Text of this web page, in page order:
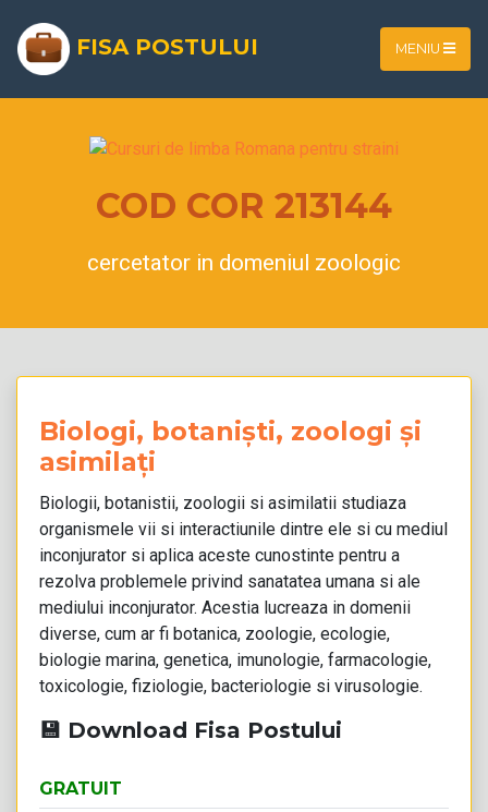
FISA POSTULUI MENIU
COD COR 213144
cercetator in domeniul zoologic
Biologi, botaniști, zoologi și
asimilați
Biologii, botanistii, zoologii si asimilatii studiaza
organismele vii si interactiunile dintre ele si cu mediul
inconjurator si aplica aceste cunostinte pentru a
rezolva problemele privind sanatatea umana si ale
mediului inconjurator. Acestia lucreaza in domenii
diverse, cum ar fi botanica, zoologie, ecologie,
biologie marina, genetica, imunologie, farmacologie,
toxicologie, fiziologie, bacteriologie si virusologie.
💾 Download Fisa Postului
GRATUIT